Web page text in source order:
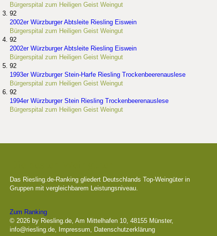
Bürgerspital zum Heiligen Geist Weingut
92
2002er Würzburger Abtsleite Riesling Eiswein
Bürgerspital zum Heiligen Geist Weingut
92
2002er Würzburger Abtsleite Riesling Eiswein
Bürgerspital zum Heiligen Geist Weingut
92
1993er Würzburger Stein-Harfe Riesling Trockenbeerenauslese
Bürgerspital zum Heiligen Geist Weingut
92
1994er Würzburger Stein Riesling Trockenbeerenauslese
Bürgerspital zum Heiligen Geist Weingut
Das Riesling.de-Ranking gliedert Deutschlands Top-Weingüter in
Gruppen mit vergleichbarem Leistungsniveau.
Zum Ranking
© 2026 by Riesling.de, Am Mittelhafen 10, 48155 Münster,
info@riesling.de, Impressum, Datenschutzerklärung